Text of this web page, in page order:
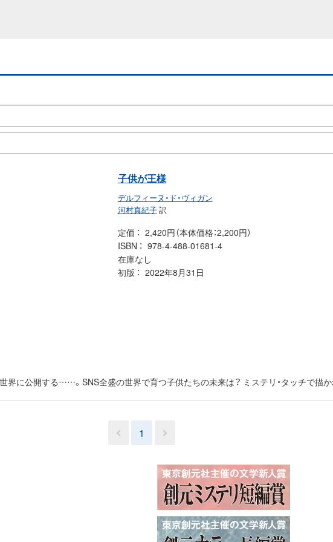
子供が王様
デルフィーヌ・ド・ヴィガン
河村真紀子訳
定価
2,420円（本体価格：2,200円）
ISBN
978-4-488-01681-4
在庫なし
初版
2022年8月31日
界に公開する……。SNS全盛の世界で育つ子供たちの未来は？ ミステリ・タッチで描か
1